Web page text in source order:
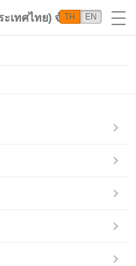
เทศไทย) จำกัด
TH EN